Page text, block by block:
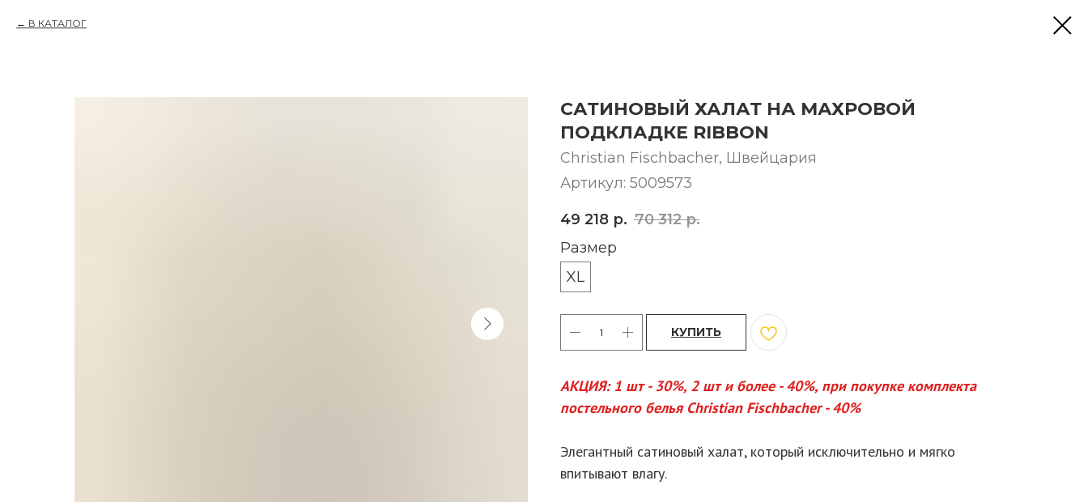
В КАТАЛОГ
САТИНОВЫЙ ХАЛАТ НА МАХРОВОЙ
ПОДКЛАДКЕ RIBBON
Christian Fischbacher, Швейцария
Артикул: 5009573
49 218 р. 70 312 р.
Размер
XL
КУПИТЬ
АКЦИЯ: 1 шт - 30%, 2 шт и более - 40%, при покупке комплекта
постельного белья Christian Fischbacher - 40%
Элегантный сатиновый халат, который исключительно и мягко
впитывают влагу.